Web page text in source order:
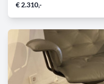
€ 2.310,-